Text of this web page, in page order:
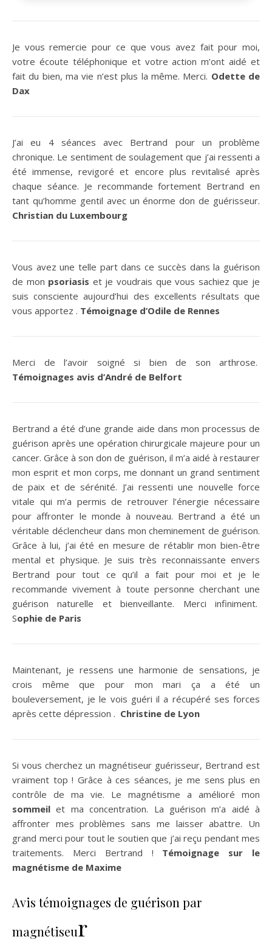
Je vous remercie pour ce que vous avez fait pour moi,
votre écoute téléphonique et votre action m’ont aidé et
fait du bien, ma vie n’est plus la même. Merci. Odette de
Dax
J’ai eu 4 séances avec Bertrand pour un problème
chronique. Le sentiment de soulagement que j’ai ressenti a
été immense, revigoré et encore plus revitalisé après
chaque séance. Je recommande fortement Bertrand en
tant qu’homme gentil avec un énorme don de guérisseur.
Christian du Luxembourg
Vous avez une telle part dans ce succès dans la guérison
de mon psoriasis et je voudrais que vous sachiez que je
suis consciente aujourd’hui des excellents résultats que
vous apportez . Témoignage d’Odile de Rennes
Merci de l’avoir soigné si bien de son arthrose.
Témoignages avis d’André de Belfort
Bertrand a été d’une grande aide dans mon processus de
guérison après une opération chirurgicale majeure pour un
cancer. Grâce à son don de guérison, il m’a aidé à restaurer
mon esprit et mon corps, me donnant un grand sentiment
de paix et de sérénité. J’ai ressenti une nouvelle force
vitale qui m’a permis de retrouver l’énergie nécessaire
pour affronter le monde à nouveau. Bertrand a été un
véritable déclencheur dans mon cheminement de guérison.
Grâce à lui, j’ai été en mesure de rétablir mon bien-être
mental et physique. Je suis très reconnaissante envers
Bertrand pour tout ce qu’il a fait pour moi et je le
recommande vivement à toute personne cherchant une
guérison naturelle et bienveillante. Merci infiniment.
Sophie de Paris
Maintenant, je ressens une harmonie de sensations, je
crois même que pour mon mari ça a été un
bouleversement, je le vois guéri il a récupéré ses forces
après cette dépression . Christine de Lyon
Si vous cherchez un magnétiseur guérisseur, Bertrand est
vraiment top ! Grâce à ces séances, je me sens plus en
contrôle de ma vie. Le magnétisme a amélioré mon
sommeil et ma concentration. La guérison m’a aidé à
affronter mes problèmes sans me laisser abattre. Un
grand merci pour tout le soutien que j’ai reçu pendant mes
traitements. Merci Bertrand ! Témoignage sur le
magnétisme de Maxime
Avis témoignages de guérison par
magnétiseur